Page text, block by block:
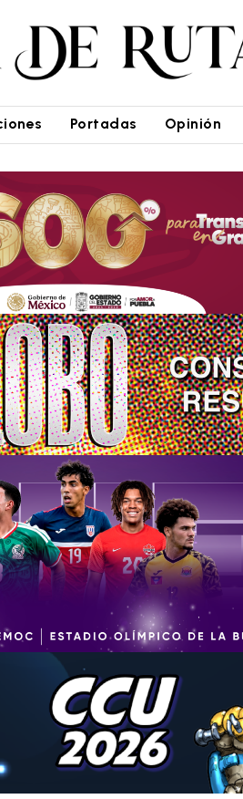
Portadas Opinión